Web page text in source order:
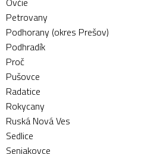
Petrovany
Podhorany (okres Prešov)
Podhradík
Proč
Pušovce
Radatice
Rokycany
Ruská Nová Ves
Sedlice
Seniakovce